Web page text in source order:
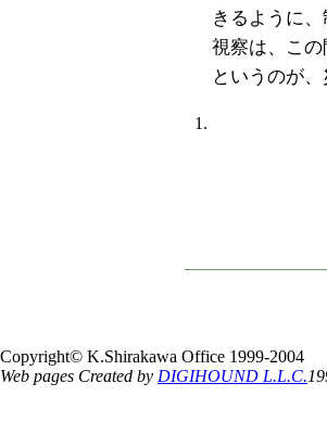
きるように
視察は、こ
というのが
Copyright© K.Shirakawa Office 1999-2004
Web pages Created by DIGIHOUND L.L.C.